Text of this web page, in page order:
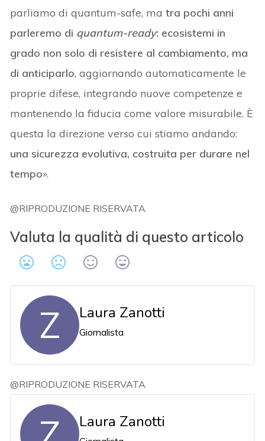
parliamo di quantum-safe, matra pochi anni
parleremo di quantum-ready: ecosistemi in
grado non solo di resistere al cambiamento, ma
di anticiparlo, aggiornando automaticamente le
proprie difese, integrando nuove competenze e
mantenendo la fiducia come valore misurabile. È
questa la direzione verso cui stiamo andando:
una sicurezza evolutiva, costruita per durare nel
tempo».
@RIPRODUZIONE RISERVATA
Valuta la qualità di questo articolo
Z Laura Zanotti
Giornalista
@RIPRODUZIONE RISERVATA
Laura Zanotti